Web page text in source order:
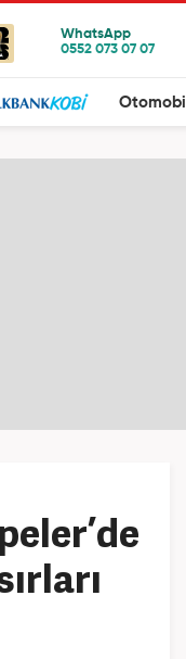
Otomobil